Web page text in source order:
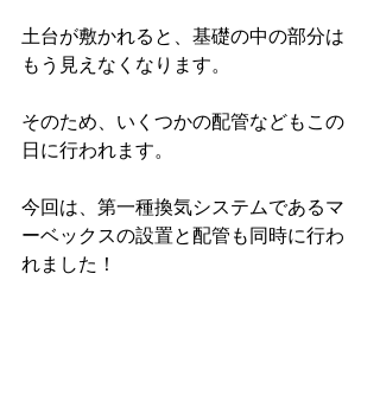
土台が敷かれると、基礎の中の部分は
もう見えなくなります。
そのため、いくつかの配管などもこの
日に行われます。
今回は、第一種換気システムであるマ
ーベックスの設置と配管も同時に行わ
れました！